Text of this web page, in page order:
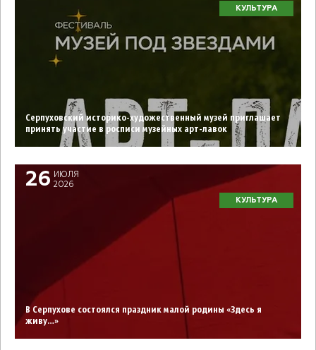
КУЛЬТУРА
Серпуховский историко-художественный музей приглашает
принять участие в росписи музейных арт-лавок
26
ИЮЛЯ
2026
КУЛЬТУРА
В Серпухове состоялся праздник малой родины «Здесь я
живу…»